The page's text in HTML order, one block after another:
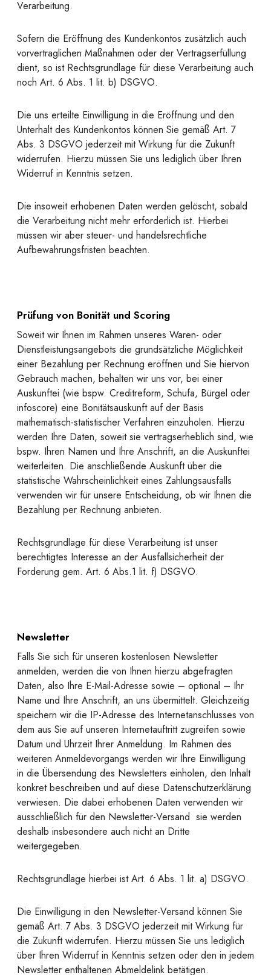
Verarbeitung.
Sofern die Eröffnung des Kundenkontos zusätzlich auch
vorvertraglichen Maßnahmen oder der Vertragserfüllung
dient, so ist Rechtsgrundlage für diese Verarbeitung auch
noch Art. 6 Abs. 1 lit. b) DSGVO.
Die uns erteilte Einwilligung in die Eröffnung und den
Unterhalt des Kundenkontos können Sie gemäß Art. 7
Abs. 3 DSGVO jederzeit mit Wirkung für die Zukunft
widerrufen. Hierzu müssen Sie uns lediglich über Ihren
Widerruf in Kenntnis setzen.
Die insoweit erhobenen Daten werden gelöscht, sobald
die Verarbeitung nicht mehr erforderlich ist. Hierbei
müssen wir aber steuer- und handelsrechtliche
Aufbewahrungsfristen beachten.
Prüfung von Bonität und Scoring
Soweit wir Ihnen im Rahmen unseres Waren- oder
Dienstleistungsangebots die grundsätzliche Möglichkeit
einer Bezahlung per Rechnung eröffnen und Sie hiervon
Gebrauch machen, behalten wir uns vor, bei einer
Auskunftei (wie bspw. Creditreform, Schufa, Bürgel oder
infoscore) eine Bonitätsauskunft auf der Basis
mathematisch-statistischer Verfahren einzuholen. Hierzu
werden Ihre Daten, soweit sie vertragserheblich sind, wie
bspw. Ihren Namen und Ihre Anschrift, an die Auskunftei
weiterleiten. Die anschließende Auskunft über die
statistische Wahrscheinlichkeit eines Zahlungsausfalls
verwenden wir für unsere Entscheidung, ob wir Ihnen die
Bezahlung per Rechnung anbieten.
Rechtsgrundlage für diese Verarbeitung ist unser
berechtigtes Interesse an der Ausfallsicherheit der
Forderung gem. Art. 6 Abs.1 lit. f) DSGVO.
Newsletter
Falls Sie sich für unseren kostenlosen Newsletter
anmelden, werden die von Ihnen hierzu abgefragten
Daten, also Ihre E-Mail-Adresse sowie – optional – Ihr
Name und Ihre Anschrift, an uns übermittelt. Gleichzeitig
speichern wir die IP-Adresse des Internetanschlusses von
dem aus Sie auf unseren Internetauftritt zugreifen sowie
Datum und Uhrzeit Ihrer Anmeldung. Im Rahmen des
weiteren Anmeldevorgangs werden wir Ihre Einwilligung
in die Übersendung des Newsletters einholen, den Inhalt
konkret beschreiben und auf diese Datenschutzerklärung
verwiesen. Die dabei erhobenen Daten verwenden wir
ausschließlich für den Newsletter-Versand  sie werden
deshalb insbesondere auch nicht an Dritte
weitergegeben.
Rechtsgrundlage hierbei ist Art. 6 Abs. 1 lit. a) DSGVO.
Die Einwilligung in den Newsletter-Versand können Sie
gemäß Art. 7 Abs. 3 DSGVO jederzeit mit Wirkung für
die Zukunft widerrufen. Hierzu müssen Sie uns lediglich
über Ihren Widerruf in Kenntnis setzen oder den in jedem
Newsletter enthaltenen Abmeldelink betätigen.